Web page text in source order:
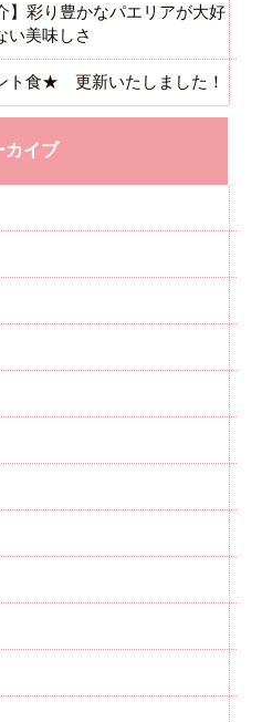
】彩り豊かなパエリアが大好
い美味しさ
ト食★ 更新いたしました！
カイブ